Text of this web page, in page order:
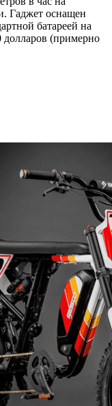
Гаджет оснащен
батареей на
долларов (примерно